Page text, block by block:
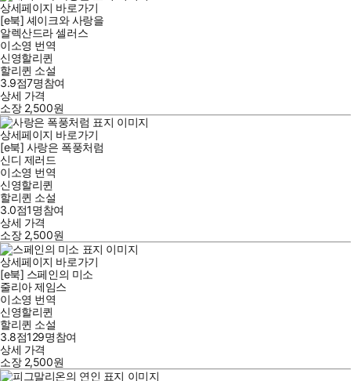
상세페이지 바로가기
[e북] 셰이크와 사랑을
알렉산드라 셀러스
이소영 번역
신영할리퀸
할리퀸 소설
3.9점7명참여
상세 가격
소장 2,500원
상세페이지 바로가기
[e북] 사랑은 폭풍처럼
신디 제러드
이소영 번역
신영할리퀸
할리퀸 소설
3.0점1명참여
상세 가격
소장 2,500원
상세페이지 바로가기
[e북] 스페인의 미소
줄리아 제임스
이소영 번역
신영할리퀸
할리퀸 소설
3.8점129명참여
상세 가격
소장 2,500원